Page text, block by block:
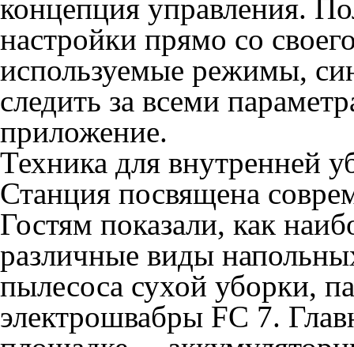
концепция управления.
настройки прямо со
используемые режимы,
следить за всеми
приложение.
Техника для внутренней
Станция посвящена
Гостям показали, как
различные виды
пылесоса сухой уборки,
электрошвабры FC 7.